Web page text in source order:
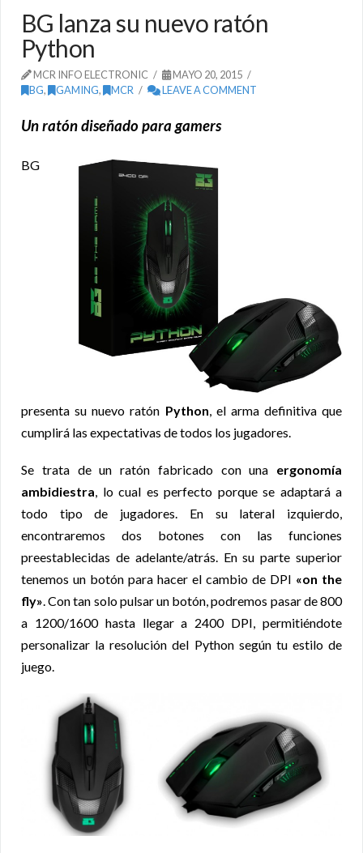
BG lanza su nuevo ratón
Python
MCR INFO ELECTRONIC
MAYO 20, 2015
BG, GAMING, MCR LEAVE A COMMENT
Un ratón diseñado para gamers
BG
presenta su nuevo ratón Python , el arma definitiva que
cumplirá las expectativas de todos los jugadores.
Se trata de un ratón fabricado con una ergonomía
ambidiestra, lo cual es perfecto porque se adaptará a
todo tipo de jugadores. En su lateral izquierdo,
encontraremos dos botones con las funciones
preestablecidas de adelante/atrás. En su parte superior
tenemos un botón para hacer el cambio de DPI «on the
fly». Con tan solo pulsar un botón, podremos pasar de 800
a 1200/1600 hasta llegar a 2400 DPI, permitiéndote
personalizar la resolución del Python según tu estilo de
juego.